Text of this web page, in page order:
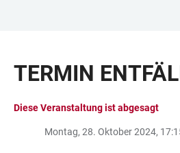
BARRIEREFREIHEIT
TERMIN
Diese Veranstaltung ist abgesagt
Montag, 28. Oktober 2024,